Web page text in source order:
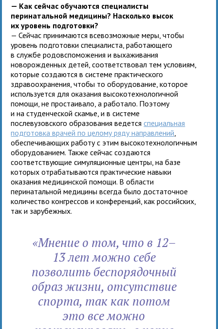
— Как сейчас обучаются специалисты
перинатальной медицины? Насколько высок
их уровень подготовки?
— Сейчас принимаются всевозможные меры, чтобы
уровень подготовки специалиста, работающего
в службе родовспоможения и выхаживания
новорожденных детей, соответствовал тем условиям,
которые создаются в системе практического
здравоохранения, чтобы то оборудование, которое
используется для оказания высокотехнологичной
помощи, не простаивало, а работало. Поэтому
и на студенческой скамье, и в системе
послевузовского образования ведетсяспециальная
подготовка врачей по целому ряду направлений
обеспечивающих работу с этим высокотехнологичным
оборудованием. Также сейчас создаются
соответствующие симуляционные центры, на базе
которых отрабатываются практические навыки
оказания медицинской помощи. В области
перинатальной медицины всегда было достаточное
количество конгрессов и конференций, как российских,
так и зарубежных.
«Мнение о том, что в 12–
13 лет можно себе
позволить беспорядочный
образ жизни, отсутствие
спорта, так как потом
это все можно